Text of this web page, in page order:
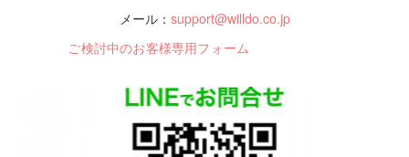
メール： support@willdo.co.jp
ご検討中のお客様専用フォーム